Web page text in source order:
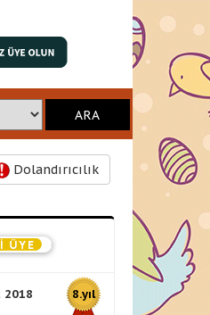
Dolandırıcılık
2018 8.yıl